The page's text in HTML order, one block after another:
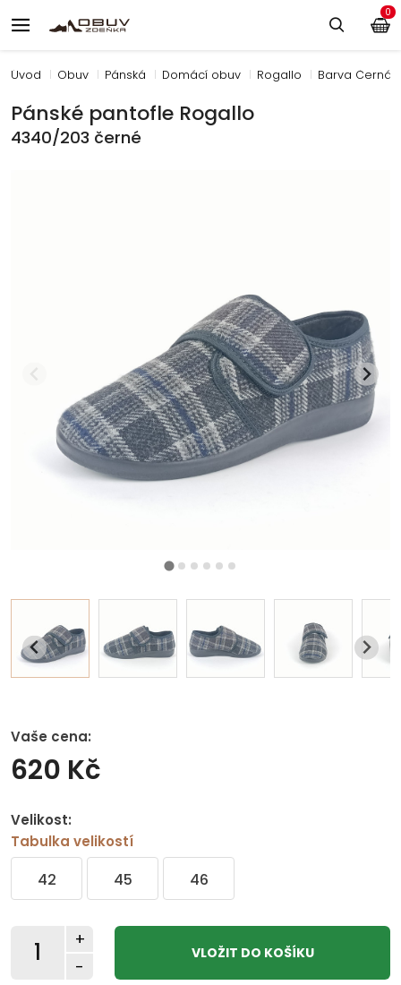
Úvod Obuv Pánská Domácí obuv Rogallo Barva Černá
Pánské pantofle Rogallo
4340/203 černé
Vaše cena:
620 Kč
Velikost:
Tabulka velikostí
42 45 46
-
+
0